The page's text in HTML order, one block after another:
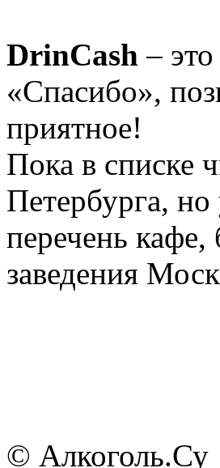
DrinCash –
«Спасибо»,
приятное!
Пока в списке
Петербурга,
перечень кафе,
заведения
© Алкоголь.Су